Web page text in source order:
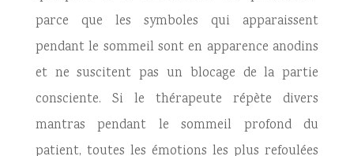
parce que les symboles qui apparaissent
pendant le sommeil sont en apparence anodins
et ne suscitent pas un blocage de la partie
consciente. Si le thérapeute répète divers
mantras pendant le sommeil profond du
patient, toutes les émotions les plus refoulées